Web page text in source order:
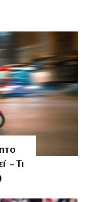
– Τι